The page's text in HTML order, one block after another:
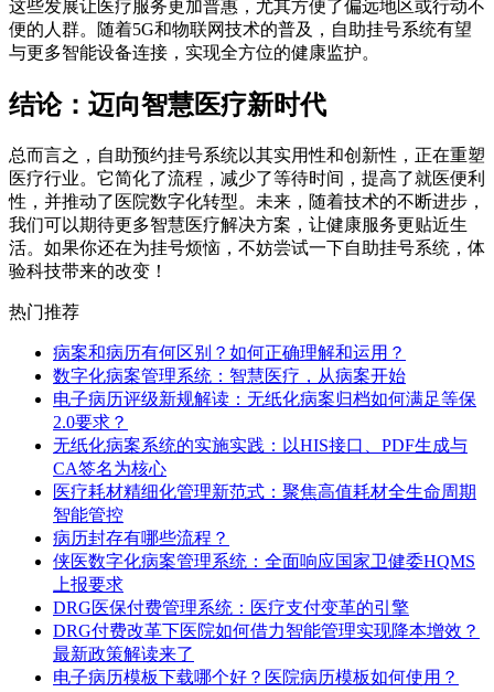
这些发展让医疗服务更加普惠，尤其方便了偏远地区或行动不
便的人群。随着5G和物联网技术的普及，自助挂号系统有望
与更多智能设备连接，实现全方位的健康监护。
结论：迈向智慧医疗新时代
总而言之，自助预约挂号系统以其实用性和创新性，正在重塑
医疗行业。它简化了流程，减少了等待时间，提高了就医便利
性，并推动了医院数字化转型。未来，随着技术的不断进步，
我们可以期待更多智慧医疗解决方案，让健康服务更贴近生
活。如果你还在为挂号烦恼，不妨尝试一下自助挂号系统，体
验科技带来的改变！
热门推荐
病案和病历有何区别？如何正确理解和运用？
数字化病案管理系统：智慧医疗，从病案开始
电子病历评级新规解读：无纸化病案归档如何满足等保
2.0要求？
无纸化病案系统的实施实践：以HIS接口、PDF生成与
CA签名为核心
医疗耗材精细化管理新范式：聚焦高值耗材全生命周期
智能管控
病历封存有哪些流程？
侠医数字化病案管理系统：全面响应国家卫健委HQMS
上报要求
DRG医保付费管理系统：医疗支付变革的引擎
DRG付费改革下医院如何借力智能管理实现降本增效？
最新政策解读来了
电子病历模板下载哪个好？医院病历模板如何使用？